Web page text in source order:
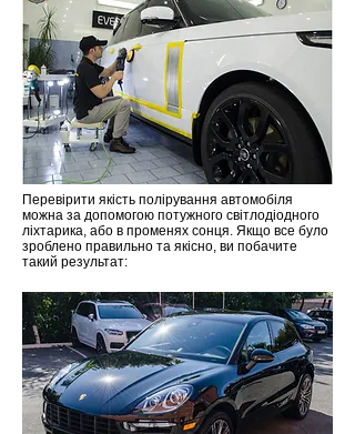
Перевірити якість полірування автомобіля
можна за допомогою потужного світлодіодного
ліхтарика, або в променях сонця. Якщо все було
зроблено правильно та якісно, ви побачите
такий результат: